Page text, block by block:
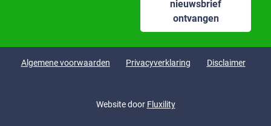
nieuwsbrief
ontvangen
Website door Fluxility
Algemene voorwaarden Privacyverklaring Disclaimer